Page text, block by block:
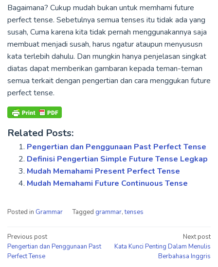
Bagaimana? Cukup mudah bukan untuk memhami future
perfect tense. Sebetulnya semua tenses itu tidak ada yang
susah, Cuma karena kita tidak pernah menggunakannya saja
membuat menjadi susah, harus ngatur ataupun menyususn
kata terlebih dahulu. Dan mungkin hanya penjelasan singkat
diatas dapat memberikan gambaran kepada teman-teman
semua terkait dengan pengertian dan cara menggukan future
perfect tense.
Related Posts:
Pengertian dan Penggunaan Past Perfect Tense
Definisi Pengertian Simple Future Tense Legkap
Mudah Memahami Present Perfect Tense
Mudah Memahami Future Continuous Tense
Posted in Grammar Tagged grammar,tenses
Post
navigation
Previous post
Pengertian dan Penggunaan Past
Perfect Tense
Next post
Kata Kunci Penting Dalam Menulis
Berbahasa Inggris